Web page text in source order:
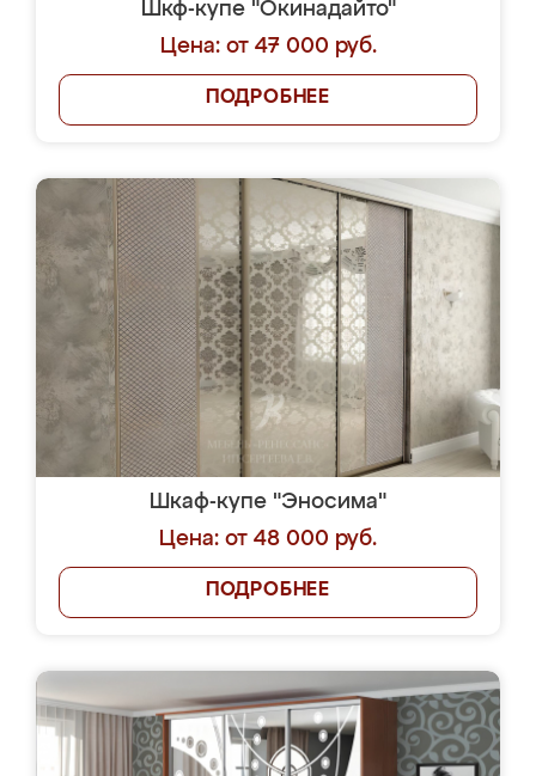
Шкф-купе "Окинадайто"
Цена: от 47 000 руб.
ПОДРОБНЕЕ
Шкаф-купе "Эносима"
Цена: от 48 000 руб.
ПОДРОБНЕЕ